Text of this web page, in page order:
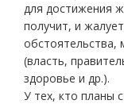
для достижения
получит, и
(власть,
здоровье и др.).
У тех, кто планы